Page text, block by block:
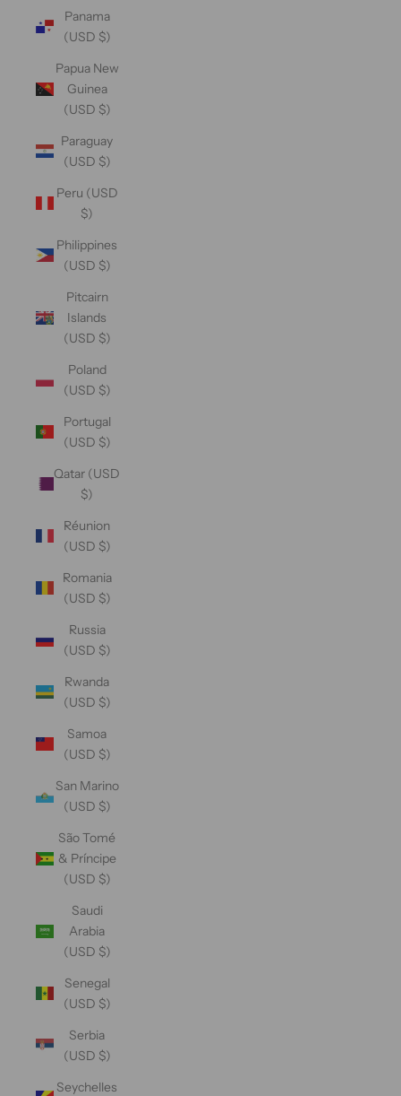
Panama
(USD $)
Papua New
Guinea
(USD $)
Paraguay
(USD $)
Peru (USD
$)
Philippines
(USD $)
Pitcairn
Islands
(USD $)
Poland
(USD $)
Portugal
(USD $)
Qatar (USD
$)
Réunion
(USD $)
Romania
(USD $)
Russia
(USD $)
Rwanda
(USD $)
Samoa
(USD $)
San Marino
(USD $)
São Tomé
& Príncipe
(USD $)
Saudi
Arabia
(USD $)
Senegal
(USD $)
Serbia
(USD $)
Seychelles